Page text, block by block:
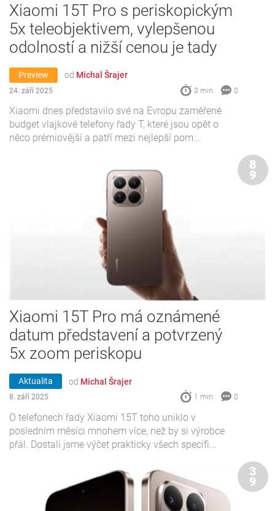
Xiaomi 15T Pro s periskopickým
5x teleobjektivem, vylepšenou
odolností a nižší cenou je tady
Preview od Michal Šrajer
24. září 2025 3 min. 0
Xiaomi dnes představilo své na Evropu zaměřené
budget vlajkové telefony řady T, které jsou opět o
něco prémiovější a patří mezi nejlepší pom...
Xiaomi 15T Pro má oznámené
datum představení a potvrzený
5x zoom periskopu
Aktualita od Michal Šrajer
8. září 2025 1 min. 0
O telefonech řady Xiaomi 15T toho uniklo v
posledním měsíci mnohem více, než by si výrobce
přál. Dostali jsme výčet prakticky všech specifi...
8
9
3
9